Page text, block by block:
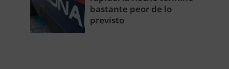
bastante peor de lo
previsto